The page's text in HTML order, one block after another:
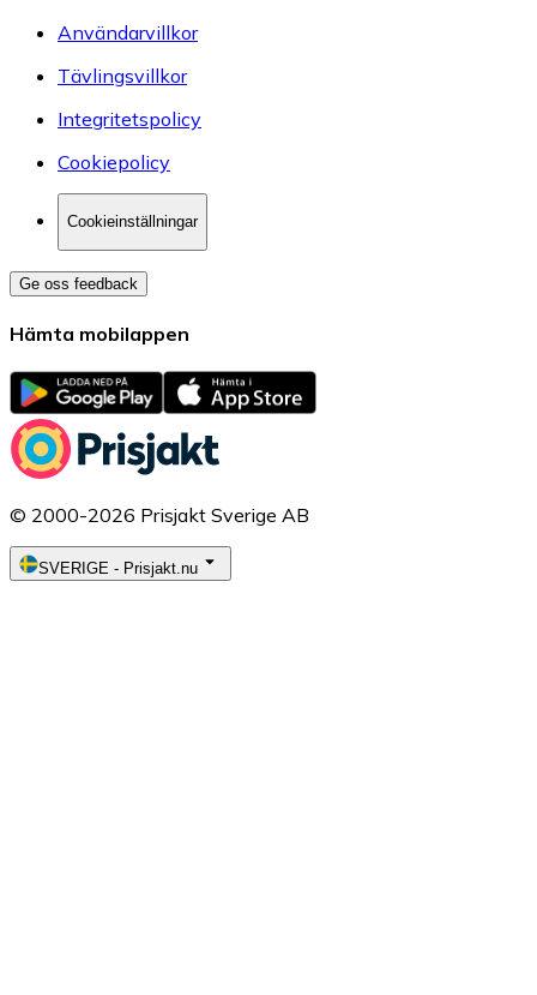
Användarvillkor
Tävlingsvillkor
Integritetspolicy
Cookiepolicy
Cookieinställningar
Ge oss feedback
Hämta mobilappen
© 2000-2026 Prisjakt Sverige AB
SVERIGE - Prisjakt.nu